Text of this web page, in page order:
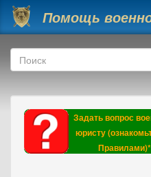
Перейти к основному содержанию
Помощь
Форма поиска
Поиск
Задать вопрос
юристу
Правилами)*